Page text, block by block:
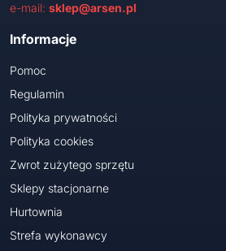
e-mail: sklep@arsen.pl
Informacje
Pomoc
Regulamin
Polityka prywatności
Polityka cookies
Zwrot zużytego sprzętu
Sklepy stacjonarne
Hurtownia
Strefa wykonawcy